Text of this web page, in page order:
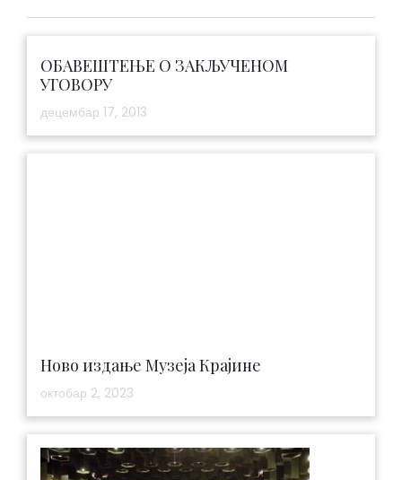
ОБАВЕШТЕЊЕ О ЗАКЉУЧЕНОМ
УГОВОРУ
децембар 17, 2013
Ново издање Музеја Крајине
октобар 2, 2023